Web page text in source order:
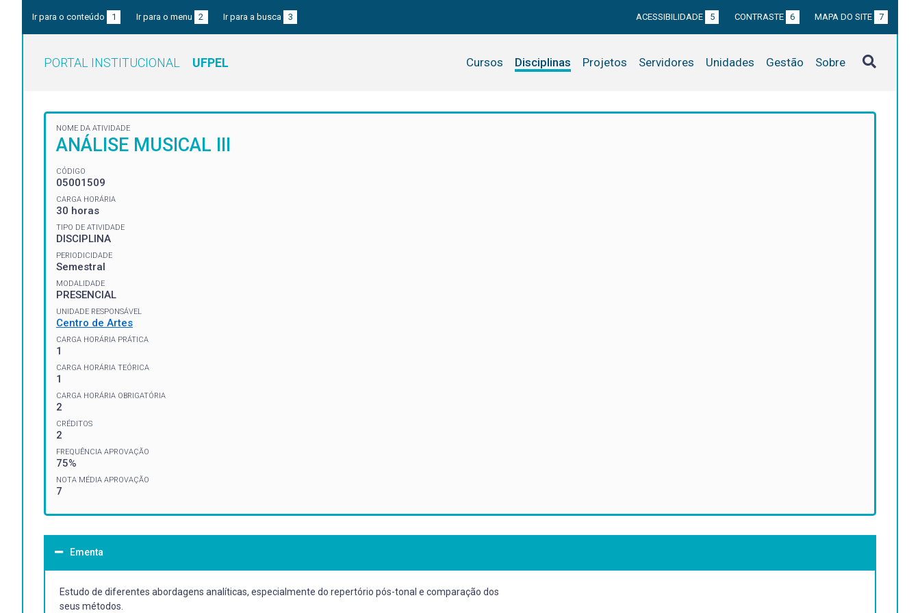
Ir para o conteúdo 1 Ir para o menu 2 Ir para a busca 3 ACESSIBILIDADE 5 CONTRASTE 6 MAPA DO SITE 7
PORTAL INSTITUCIONAL UFPEL Cursos Disciplinas Projetos Servidores Unidades Gestão Sobre
NOME DA ATIVIDADE
ANÁLISE MUSICAL III
CÓDIGO
05001509
CARGA HORÁRIA
30 horas
TIPO DE ATIVIDADE
DISCIPLINA
PERIODICIDADE
Semestral
MODALIDADE
PRESENCIAL
UNIDADE RESPONSÁVEL
Centro de Artes
CARGA HORÁRIA PRÁTICA
1
CARGA HORÁRIA TEÓRICA
1
CARGA HORÁRIA OBRIGATÓRIA
2
CRÉDITOS
2
FREQUÊNCIA APROVAÇÃO
75%
NOTA MÉDIA APROVAÇÃO
7
Ementa
Estudo de diferentes abordagens analíticas, especialmente do repertório pós-tonal e comparação dos
seus métodos.